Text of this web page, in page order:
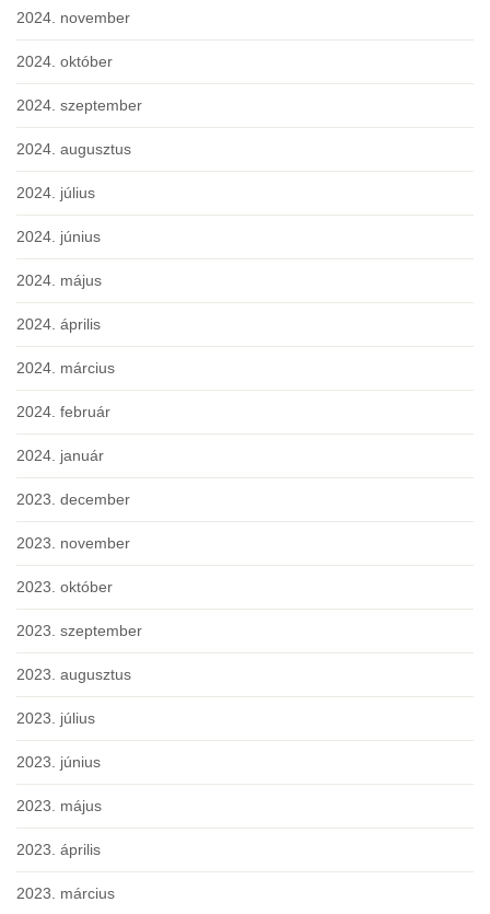
2024. november
2024. október
2024. szeptember
2024. augusztus
2024. július
2024. június
2024. május
2024. április
2024. március
2024. február
2024. január
2023. december
2023. november
2023. október
2023. szeptember
2023. augusztus
2023. július
2023. június
2023. május
2023. április
2023. március